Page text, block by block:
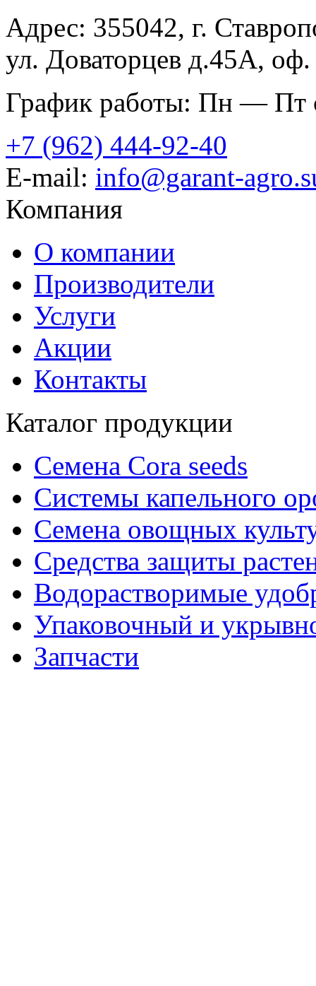
Адрес: 355042, г.
ул. Доваторцев д.45А,
График работы: Пн — Пт
+7 (962) 444-92-40
E-mail: info@garant-
Компания
О компании
Производители
Услуги
Акции
Контакты
Каталог продукции
Семена Cora seeds
Системы капельного
Семена овощных
Средства защиты
Водорастворимые
Упаковочный и
Запчасти